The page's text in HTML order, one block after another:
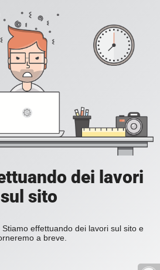
dei lavori
sul sito
effettuando dei lavori sul sito e
a breve.